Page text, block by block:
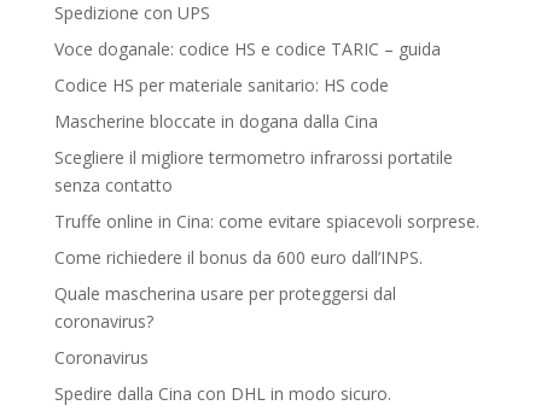
Spedizione con UPS
Voce doganale: codice HS e codice TARIC – guida
Codice HS per materiale sanitario: HS code
Mascherine bloccate in dogana dalla Cina
Scegliere il migliore termometro infrarossi portatile
senza contatto
Truffe online in Cina: come evitare spiacevoli sorprese.
Come richiedere il bonus da 600 euro dall’INPS.
Quale mascherina usare per proteggersi dal
coronavirus?
Coronavirus
Spedire dalla Cina con DHL in modo sicuro.